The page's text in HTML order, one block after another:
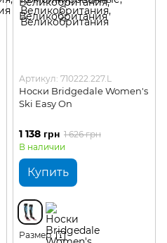
Артикул: 710222.227.L
Носки Bridgedale Women's
Ski Easy On
1 138 грн 1 626 грн
В наличии
Купить
Размер